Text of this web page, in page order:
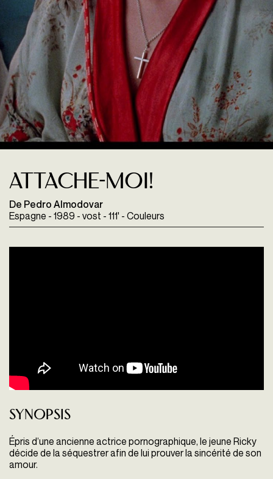
Attache-moi!
De Pedro Almodovar
Espagne - 1989 - vost - 111' - Couleurs
Synopsis
Épris d’une ancienne actrice pornographique, le jeune Ricky
décide de la séquestrer afin de lui prouver la sincérité de son
amour.